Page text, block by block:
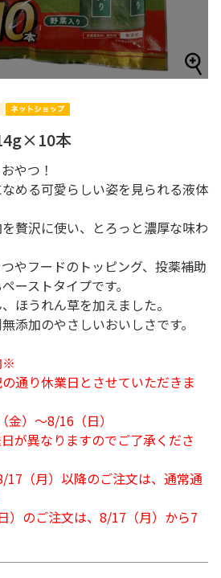
本
やつ！
める可愛らしい姿を見られる液体
贅沢に使い、とろっと濃厚な味わ
やフードのトッピング、投薬補助
ーストタイプです。
ほうれん草を加えました。
添加のやさしいおいしさです。
※
通り休業日とさせていただきま
金）～8/16（日）
が異なりますのでご了承くださ
17（月）以降のご注文は、通常通
）のご注文は、8/17（月）から7